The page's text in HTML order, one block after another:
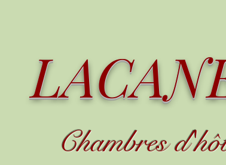
Chambres d'h